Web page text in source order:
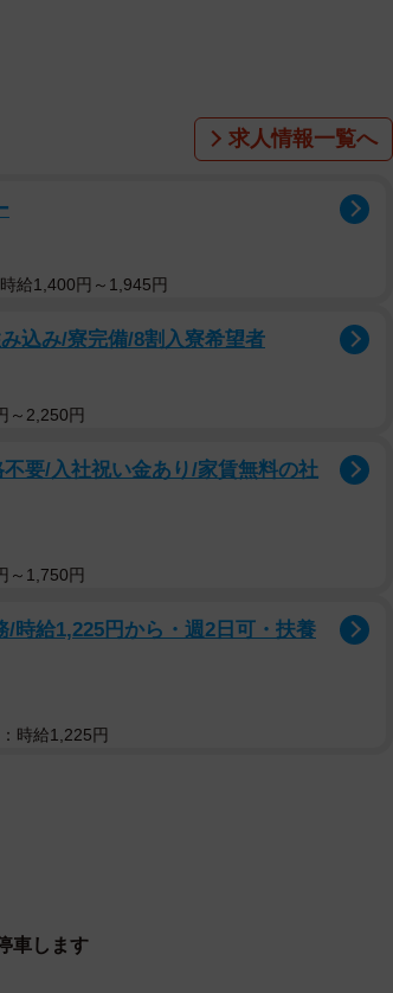
に乗ろうとして転倒した。幸い尻もちをつ
は「だれかがけがしないと改善されないの
端通には、南行きは歩道があるものの、北
通と高野川の間に設置されている。バス停
バスに乗り降りすることが多いようだ。
１月１６日、京都市左京区の川端通）
求人情報一覧へ
給1,400円～1,945円
込み/寮完備/8割入寮希望者
～2,250円
要/入社祝い金あり/家賃無料の社
～1,750円
/時給1,225円から・週2日可・扶養
時給1,225円
車します